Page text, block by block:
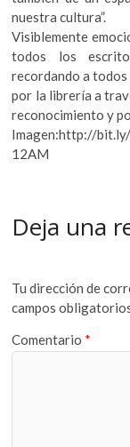
nuestra cultura”.
Visiblemente
todos los
recordando a
por la librería a
reconocimiento y
Imagen:http://
12AM
Deja una
Tu dirección de
campos
Comentario *